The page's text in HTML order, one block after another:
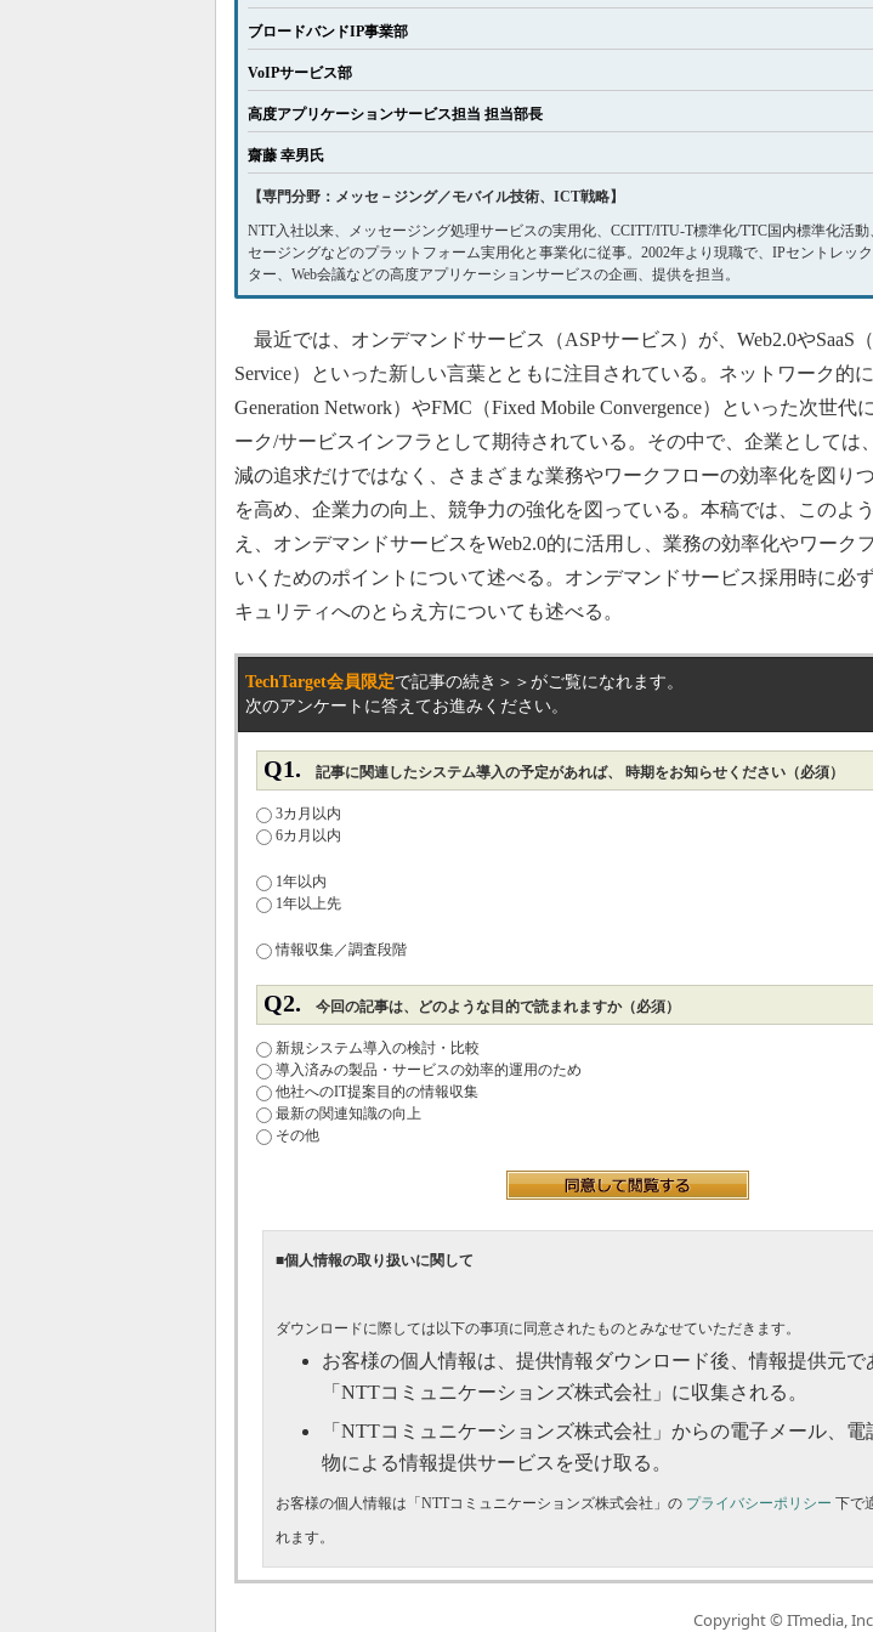
ブロードバンドIP事業部
VoIPサービス部
高度アプリケーションサービス担当 担当部長
齋藤 幸男氏
【専門分野：メッセ－ジング／モバイル技術、ICT戦略】
NTT入社以来、メッセージング処理サービスの実用化、CCITT/ITU-T標準化/TTC国内標準化活
セージングなどのプラットフォーム実用化と事業化に従事。2002年より現職で、IPセントレッ
ター、Web会議などの高度アプリケーションサービスの企画、提供を担当。
最近では、オンデマンドサービス（ASPサービス）が、Web2.0やSaaS（
Service）といった新しい言葉とともに注目されている。ネットワーク的
Generation Network）やFMC（Fixed Mobile Convergence）といった次世代
ーク/サービスインフラとして期待されている。その中で、企業としては
減の追求だけではなく、さまざまな業務やワークフローの効率化を図り
を高め、企業力の向上、競争力の強化を図っている。本稿では、このよ
え、オンデマンドサービスをWeb2.0的に活用し、業務の効率化やワーク
いくためのポイントについて述べる。オンデマンドサービス採用時に必
キュリティへのとらえ方についても述べる。
TechTarget会員限定で記事の続き＞＞ がご覧になれます。
次のアンケートに答えてお進みください。
Q1. 記事に関連したシステム導入の予定があれば、 時期をお知らせください（必須）
3カ月以内
6カ月以内
1年以内
1年以上先
情報収集／調査段階
Q2. 今回の記事は、どのような目的で読まれますか（必須）
新規システム導入の検討・比較
導入済みの製品・サービスの効率的運用のため
他社へのIT提案目的の情報収集
最新の関連知識の向上
その他
■個人情報の取り扱いに関して
ダウンロードに際しては以下の事項に同意されたものとみなせていただきます。
お客様の個人情報は、提供情報ダウンロード後、情報提供元で
「NTTコミュニケーションズ株式会社」に収集される。
「NTTコミュニケーションズ株式会社」からの電子メール、電
物による情報提供サービスを受け取る。
お客様の個人情報は「NTTコミュニケーションズ株式会社」の プライバシーポリシー 下で
れます。
Copyright © ITmedia,